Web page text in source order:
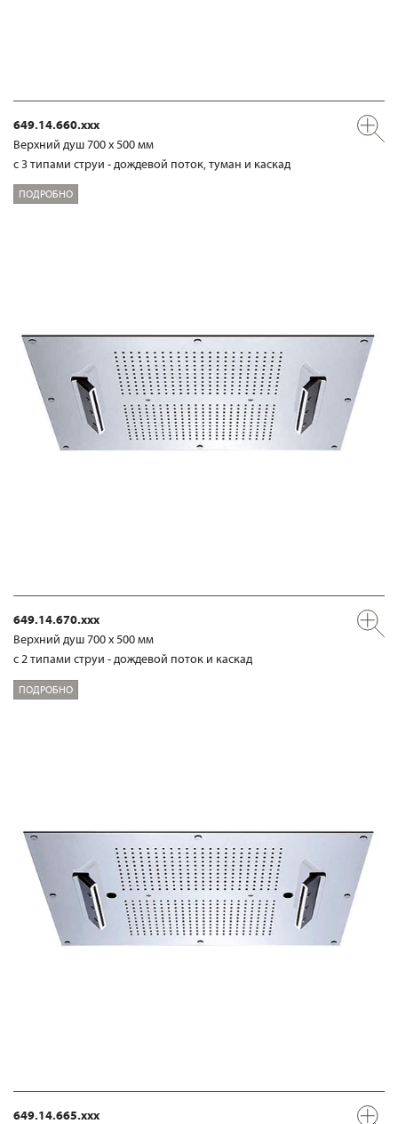
649.14.660.xxx
Верхний душ 700 х 500 мм
с 3 типами струи - дождевой поток, туман и каскад
ПОДРОБНО
649.14.670.xxx
Верхний душ 700 х 500 мм
с 2 типами струи - дождевой поток и каскад
ПОДРОБНО
649.14.665.xxx